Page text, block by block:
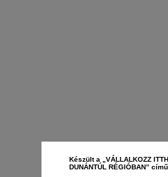
Készült a „VÁLLALKOZZ
DUNÁNTÚL RÉGIÓBAN”